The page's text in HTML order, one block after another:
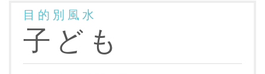
目的別風水
子ども